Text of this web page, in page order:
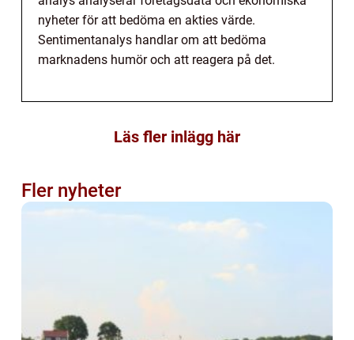
nyheter för att bedöma en akties värde.
Sentimentanalys handlar om att bedöma
marknadens humör och att reagera på det.
Läs fler inlägg här
Fler nyheter